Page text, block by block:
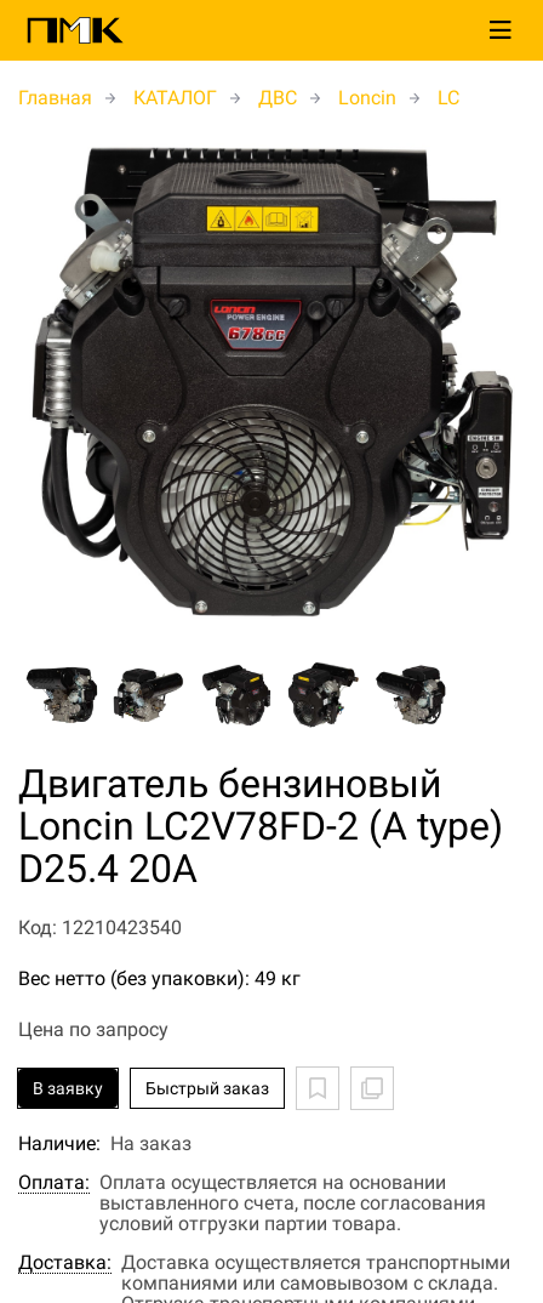
Главная КАТАЛОГ ДВС Loncin LC
Двигатель бензиновый
Loncin LC2V78FD-2 (A type)
D25.4 20А
Код: 12210423540
Вес нетто (без упаковки): 49 кг
Цена по запросу
В заявку Быстрый заказ
Наличие: На заказ
Оплата: Оплата осуществляется на основании
выставленного счета, после согласования
условий отгрузки партии товара.
Доставка: Доставка осуществляется транспортными
компаниями или самовывозом с склада.